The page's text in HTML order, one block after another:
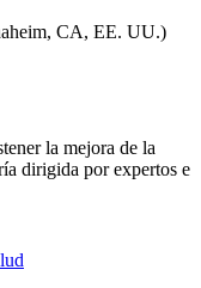
CA, EE. UU.)
la mejora de la
dirigida por expertos e